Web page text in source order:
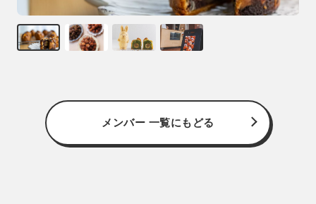
メンバー 一覧にもどる